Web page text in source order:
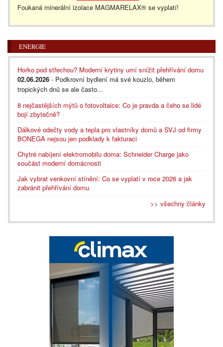
Foukaná minerální izolace MAGMARELAX® se vyplatí!
ENERGIE
Horko pod střechou? Moderní krytiny umí snížit přehřívání domu
02.06.2026 - Podkrovní bydlení má své kouzlo, během
tropických dnů se ale často...
8 nejčastějších mýtů o fotovoltaice: Co je pravda a čeho se lidé
bojí zbytečně?
Dálkové odečty vody a tepla pro vlastníky domů a SVJ od firmy
BONEGA nejsou jen podklady k fakturaci
Chytré nabíjení elektromobilu doma: Schneider Charge jako
součást moderní domácnosti
Jak vybrat venkovní stínění: Co se vyplatí v roce 2026 a jak
zabránit přehřívání domu
>> všechny články